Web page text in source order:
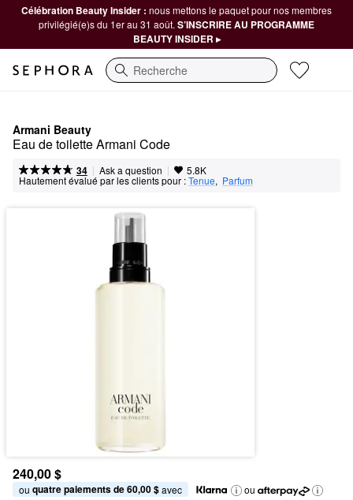
Célébration Beauty Insider : nous mettons le paquet pour nos membres
privilégié(e)s du 1er au 31 août. S’INSCRIRE AU PROGRAMME
BEAUTY INSIDER ▸
Recherche
Armani Beauty
Eau de toilette Armani Code
34 | Ask a question | 5.8K
Hautement évalué par les clients pour :Tenue, Parfum
240,00 $
ou quatre paiements de 60,00 $ avec
ou